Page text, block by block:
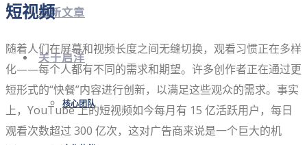
最新文章
关于启洋
核心团队
短视频
随着人们在屏幕和视频长度之间无缝切换，观看习惯正在多样
化——每个人都有不同的需求和期望。许多创作者正在通过更
短形式的“快餐”内容进行创新，以满足这些观众的需求。事实
上，YouTube 上的短视频如今每月有 15 亿活跃用户，每日
观看次数超过 300 亿次，这对广告商来说是一个巨大的机